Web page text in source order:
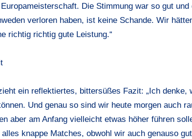
Die Stimmung war so gut
verloren haben, ist keine Schande. Wir
richtig richtig gute Leistung.“
ein reflektiertes, bittersüßes Fazit: „Ich denke,
Und genau so sind wir heute morgen auch
aber am Anfang vielleicht etwas höher führen
knappe Matches, obwohl wir auch genauso